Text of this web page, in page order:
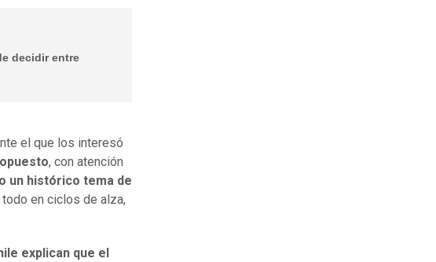
decidir entre
el que los interesó
, con atención
un histórico tema de
en ciclos de alza,
explican que el